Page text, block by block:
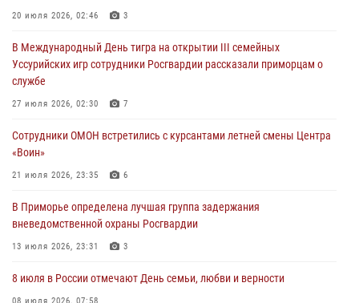
В День Крещения Руси в Князь-Владимирском храме – Главном
ходом
28 июля 2026, 10:29 3
Росгвардейцы в Приморье приняли участие в молебне,
28 июля 2026, 05:39
В Международный День тигра на открытии III семейных
службе
27 июля 2026, 02:30
20 июля 2026, 02:46 3
В Международный День тигра на открытии III семейных
Уссурийских игр сотрудники Росгвардии рассказали приморцам о
службе
27 июля 2026, 02:30 7
Сотрудники ОМОН встретились с курсантами летней смены Центра
«Воин»
21 июля 2026, 23:35 6
В Приморье определена лучшая группа задержания
вневедомственной охраны Росгвардии
13 июля 2026, 23:31 3
8 июля в России отмечают День семьи, любви и верности
08 июля 2026, 07:58